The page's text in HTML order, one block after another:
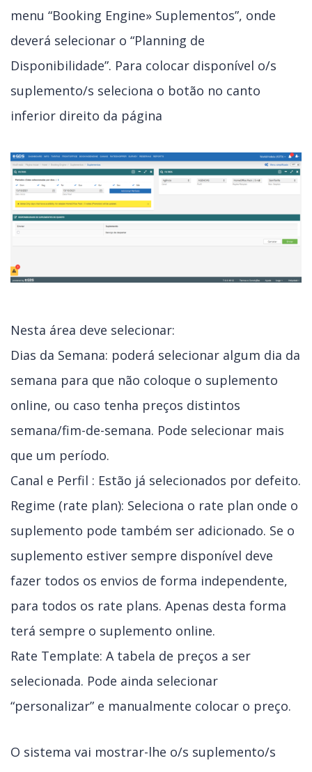
menu “Booking Engine» Suplementos”, onde
deverá selecionar o “Planning de
Disponibilidade”. Para colocar disponível o/s
suplemento/s seleciona o botão no canto
inferior direito da página
Nesta área deve selecionar:
Dias da Semana: poderá selecionar algum dia da
semana para que não coloque o suplemento
online, ou caso tenha preços distintos
semana/fim-de-semana. Pode selecionar mais
que um período.
Canal e Perfil : Estão já selecionados por defeito.
Regime (rate plan): Seleciona o rate plan onde o
suplemento pode também ser adicionado. Se o
suplemento estiver sempre disponível deve
fazer todos os envios de forma independente,
para todos os rate plans. Apenas desta forma
terá sempre o suplemento online.
Rate Template: A tabela de preços a ser
selecionada. Pode ainda selecionar
“personalizar” e manualmente colocar o preço.
O sistema vai mostrar-lhe o/s suplemento/s